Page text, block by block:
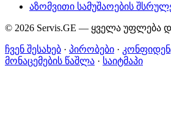
აზომვითი სამუშაოების
© 2026 Servis.GE — ყველა უფლება
ჩვენ შესახებ · პირობები ·
მონაცემების წაშლა · საიტმაპი